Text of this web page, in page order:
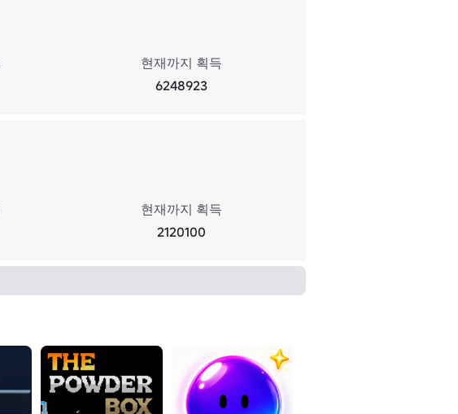
현재까지 획득
6248923
현재까지 획득
2120100